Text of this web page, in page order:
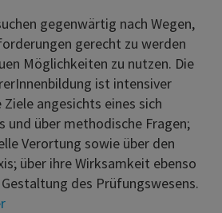
gegenwärtig nach Wegen,
gerecht zu werden
Möglichkeiten zu nutzen. Die
ist intensiver
angesichts eines sich
und über methodische Fragen;
Verortung sowie über den
über ihre Wirksamkeit ebenso
des Prüfungswesens.